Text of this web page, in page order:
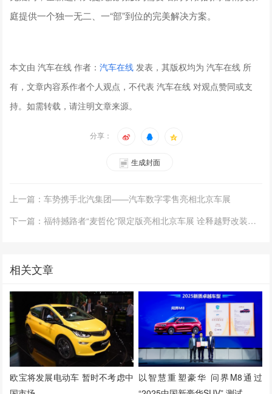
庭提供一个独一无二、一“部”到位的完美解决方案。
本文由 汽车在线 作者：汽车在线 发表，其版权均为 汽车在线 所
有，文章内容系作者个人观点，不代表 汽车在线 对观点赞同或支
持。如需转载，请注明文章来源。
分享：
生成封面
上一篇：车势携手北汽集团——汽车数字零售亮相北京车展
下一篇：福特撼路者“麦哲伦”限定版亮相北京车展 诠释越野改装新理念
相关文章
欧宝将发展电动车 暂时不考虑中 以智慧重塑豪华 问界M8通过